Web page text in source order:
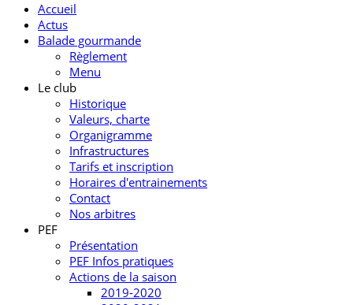
Accueil
Actus
Balade gourmande
Règlement
Menu
Le club
Historique
Valeurs, charte
Organigramme
Infrastructures
Tarifs et inscription
Horaires d'entrainements
Contact
Nos arbitres
PEF
Présentation
PEF Infos pratiques
Actions de la saison
2019-2020